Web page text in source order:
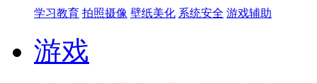
学习教育 拍照摄像 壁纸美化 系统安全 游戏辅助
游戏